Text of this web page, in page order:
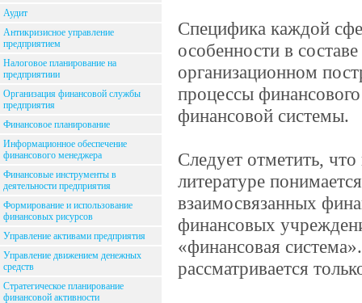
Аудит
Антикризисное управление
предприятием
Налоговое планирование на
предприятиии
Организация финансовой службы
предприятия
Финансовое планирование
Информационное обеспечение
финансового менеджера
Финансовые инструменты в
деятельности предприятия
Формирование и использование
финансовых рисурсов
Управление активами предприятия
Управление движением денежных
средств
Стратегическое планирование
финансовой активности
Специфика каждой
особенности в
организационном
процессы
финансовой системы.
Следует отметить,
литературе
взаимосвязанных
финансовых
«финансовая
рассматривается